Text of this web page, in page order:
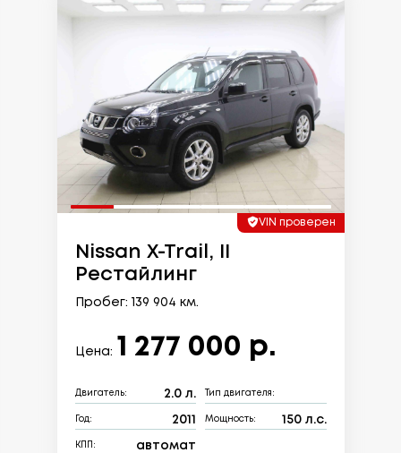
VIN проверен
Nissan X-Trail, II
Рестайлинг
Пробег: 139 904 км.
Цена: 1 277 000 р.
Двигатель: 2.0 л. Тип двигателя:
Год: 2011 Мощность: 150 л.с.
КПП: автомат